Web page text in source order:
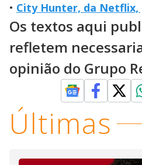
• City Hunter, da
Os textos aqui
refletem
opinião do Grupo
Últimas